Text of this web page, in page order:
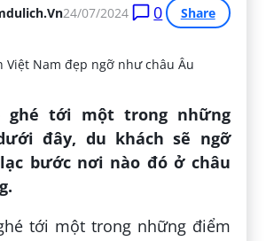
24/07/2024 0 Share
ghé tới một trong những
đây, du khách sẽ ngỡ
bước nơi nào đó ở châu
tới một trong những điểm